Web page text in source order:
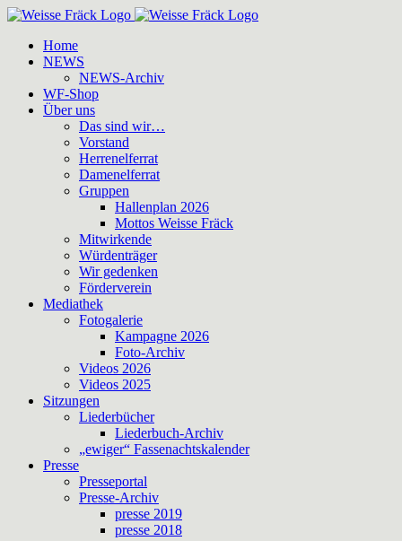
Zum
springenHome
NEWS
NEWS-Archiv
WF-Shop
Über uns
Das sind wir…
Vorstand
Herrenelferrat
Damenelferrat
Gruppen
Hallenplan 2026
Mottos Weisse Fräck
Mitwirkende
Würdenträger
Wir gedenken
Förderverein
Mediathek
Fotogalerie
Kampagne 2026
Foto-Archiv
Videos 2026
Videos 2025
Sitzungen
Liederbücher
Liederbuch-Archiv
„ewiger“ Fassenachtskalender
Presse
Presseportal
Presse-Archiv
presse 2019
presse 2018